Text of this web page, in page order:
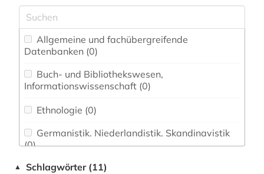
Datenbanken (0)
Informationswissenschaft (0)
Ethnologie (0)
(0)
Geschichte (0)
▲ Schlagwörter (11)